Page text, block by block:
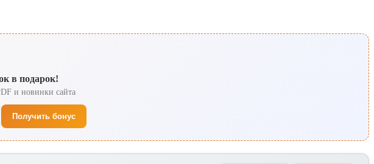
в подарок!
и новинки сайта
Получить бонус